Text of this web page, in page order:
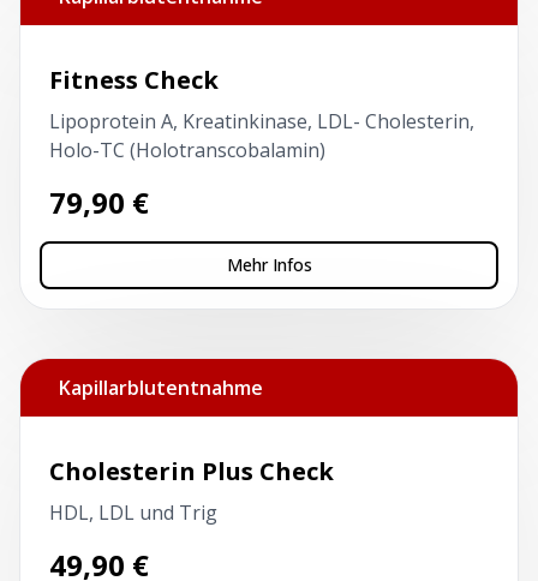
Fitness Check
Lipoprotein A, Kreatinkinase, LDL- Cholesterin,
Holo-TC (Holotranscobalamin)
79,90 €
Mehr Infos
Kapillarblutentnahme
Cholesterin Plus Check
HDL, LDL und Trig
49,90 €